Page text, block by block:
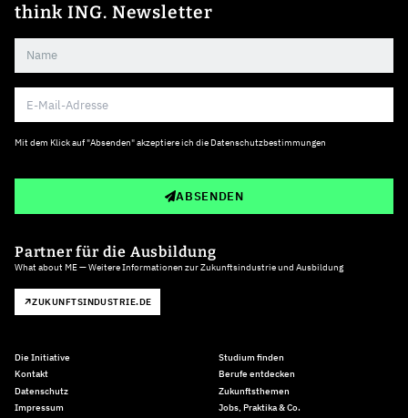
think ING. Newsletter
Mit dem Klick auf "Absenden" akzeptiere ich die Datenschutzbestimmungen
ABSENDEN
Partner für die Ausbildung
What about ME — Weitere Informationen zur Zukunftsindustrie und Ausbildung
ZUKUNFTSINDUSTRIE.DE
Die Initiative
Kontakt
Datenschutz
Impressum
Studium finden
Berufe entdecken
Zukunftsthemen
Jobs, Praktika & Co.